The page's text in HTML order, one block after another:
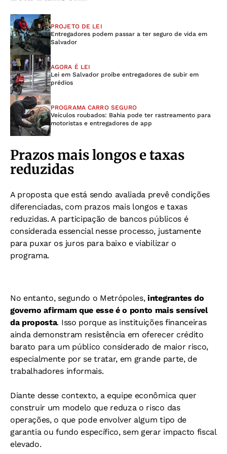
PROJETO DE LEI
Entregadores podem passar a ter seguro de vida em
Salvador
AGORA É LEI
Lei em Salvador proíbe entregadores de subir em
prédios
PROGRAMA CARRO SEGURO
Veículos roubados: Bahia pode ter rastreamento para
motoristas e entregadores de app
Prazos mais longos e taxas
reduzidas
A proposta que está sendo avaliada prevê condições
diferenciadas, com prazos mais longos e taxas
reduzidas. A participação de bancos públicos é
considerada essencial nesse processo, justamente
para puxar os juros para baixo e viabilizar o
programa.
No entanto, segundo o Metrópoles,integrantes do
governo afirmam que esse é o ponto mais sensível
da proposta. Isso porque as instituições financeiras
ainda demonstram resistência em oferecer crédito
barato para um público considerado de maior risco,
especialmente por se tratar, em grande parte, de
trabalhadores informais.
Diante desse contexto, a equipe econômica quer
construir um modelo que reduza o risco das
operações, o que pode envolver algum tipo de
garantia ou fundo específico, sem gerar impacto fiscal
elevado.